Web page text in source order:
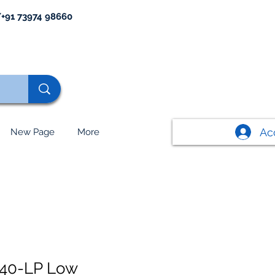
73974 98660
New Page More
LP Low